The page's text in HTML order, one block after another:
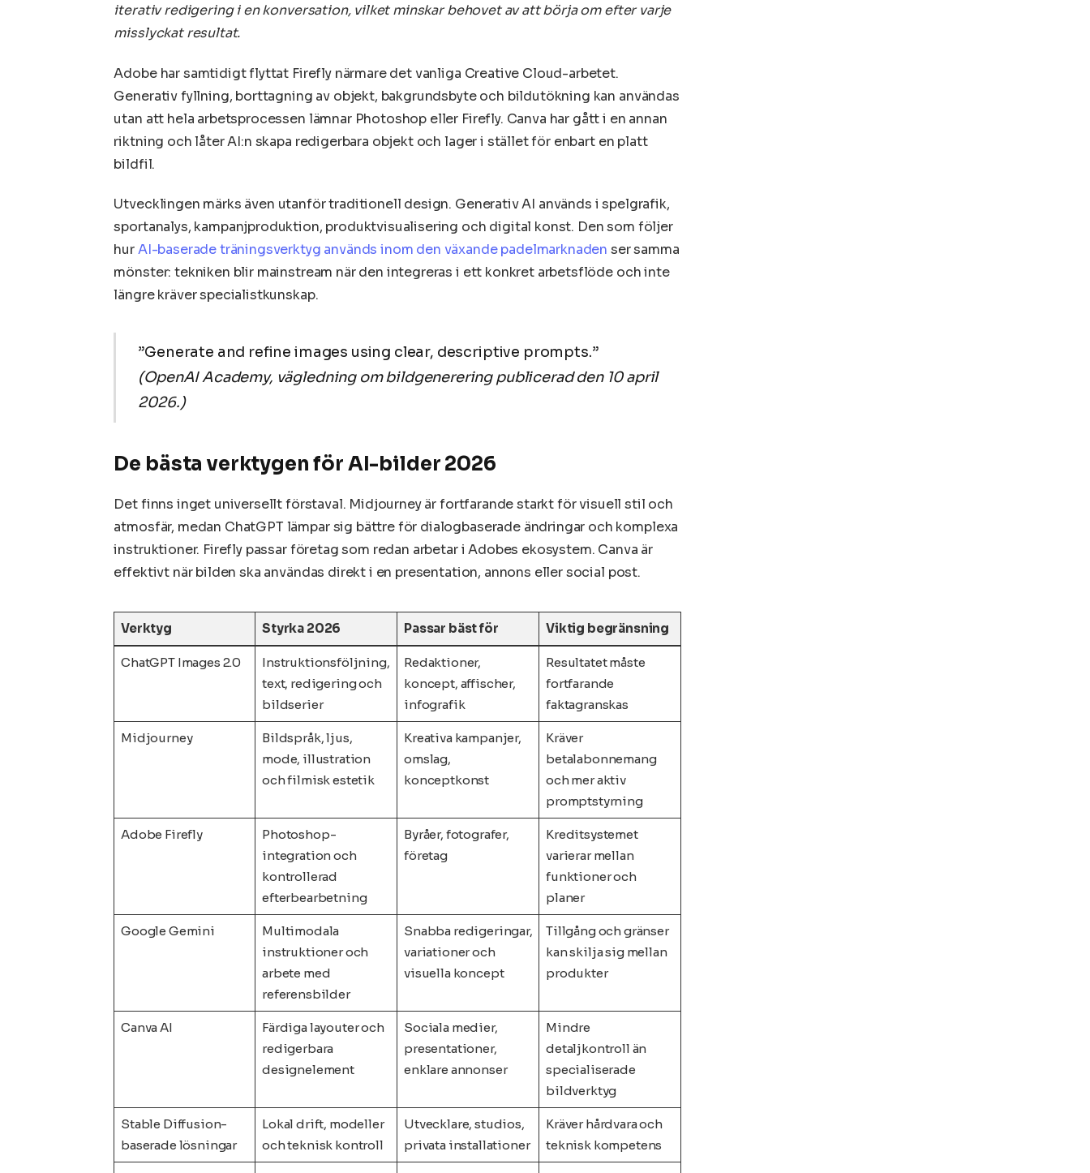
iterativ redigering i en konversation, vilket minskar behovet av att börja om efter varje
misslyckat resultat.
Adobe har samtidigt flyttat Firefly närmare det vanliga Creative Cloud-arbetet.
Generativ fyllning, borttagning av objekt, bakgrundsbyte och bildutökning kan användas
utan att hela arbetsprocessen lämnar Photoshop eller Firefly. Canva har gått i en annan
riktning och låter AI:n skapa redigerbara objekt och lager i stället för enbart en platt
bildfil.
Utvecklingen märks även utanför traditionell design. Generativ AI används i spelgrafik,
sportanalys, kampanjproduktion, produktvisualisering och digital konst. Den som följer
hurAI-baserade träningsverktyg används inom den växande padelmarknaden ser samma
mönster: tekniken blir mainstream när den integreras i ett konkret arbetsflöde och inte
längre kräver specialistkunskap.
”Generate and refine images using clear, descriptive prompts.”
(OpenAI Academy, vägledning om bildgenerering publicerad den 10 april
2026.)
De bästa verktygen för AI-bilder 2026
Det finns inget universellt förstaval. Midjourney är fortfarande starkt för visuell stil och
atmosfär, medan ChatGPT lämpar sig bättre för dialogbaserade ändringar och komplexa
instruktioner. Firefly passar företag som redan arbetar i Adobes ekosystem. Canva är
effektivt när bilden ska användas direkt i en presentation, annons eller social post.
Verktyg Styrka 2026 Passar bäst för Viktig begränsning
ChatGPT Images 2.0
Instruktionsföljning,
text, redigering och
bildserier
Redaktioner,
koncept, affischer,
infografik
Resultatet måste
fortfarande
faktagranskas
Midjourney
Bildspråk, ljus,
mode, illustration
och filmisk estetik
Kreativa kampanjer,
omslag,
konceptkonst
Kräver
betalabonnemang
och mer aktiv
promptstyrning
Adobe Firefly
Photoshop-
integration och
kontrollerad
efterbearbetning
Byråer, fotografer,
företag
Kreditsystemet
varierar mellan
funktioner och
planer
Google Gemini
Multimodala
instruktioner och
arbete med
referensbilder
Snabba redigeringar,
variationer och
visuella koncept
Tillgång och gränser
kan skilja sig mellan
produkter
Canva AI
Färdiga layouter och
redigerbara
designelement
Sociala medier,
presentationer,
enklare annonser
Mindre
detaljkontroll än
specialiserade
bildverktyg
Stable Diffusion-
baserade lösningar
Lokal drift, modeller
och teknisk kontroll
Utvecklare, studios,
privata installationer
Kräver hårdvara och
teknisk kompetens